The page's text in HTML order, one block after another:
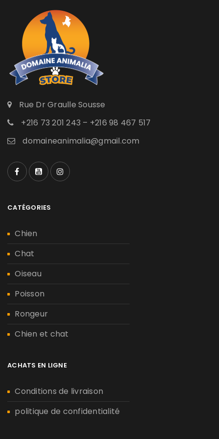
Rue Dr Graulle Sousse
+216 73 201 243 – +216 98 467 517
domaineanimalia@gmail.com
CATÉGORIES
Chien
Chat
Oiseau
Poisson
Rongeur
Chien et chat
ACHATS EN LIGNE
Conditions de livraison
politique de confidentialité